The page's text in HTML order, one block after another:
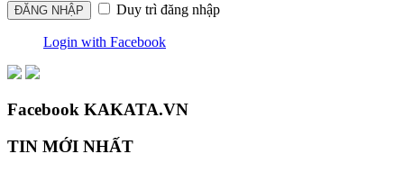
Duy trì đăng nhập
Login with Facebook
Facebook KAKATA.VN
TIN MỚI NHẤT